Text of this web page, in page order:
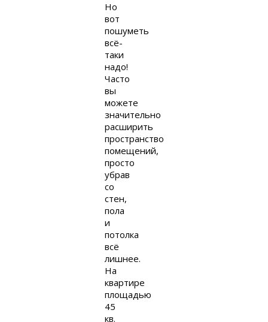
Но
вот
пошуметь
всё-
таки
надо!
Часто
вы
можете
значительно
расширить
пространство
помещений,
просто
убрав
со
стен,
пола
и
потолка
всё
лишнее.
На
квартире
площадью
45
кв.